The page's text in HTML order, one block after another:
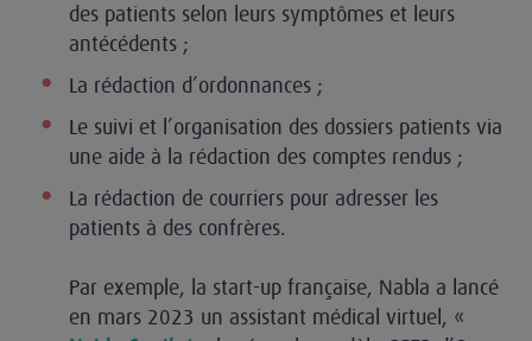
des patients selon leurs symptômes et leurs
antécédents ;
La rédaction d’ordonnances ;
Le suivi et l’organisation des dossiers patients via
une aide à la rédaction des comptes rendus ;
La rédaction de courriers pour adresser les
patients à des confrères.
Par exemple, la start-up française, Nabla a lancé
en mars 2023 un assistant médical virtuel, «